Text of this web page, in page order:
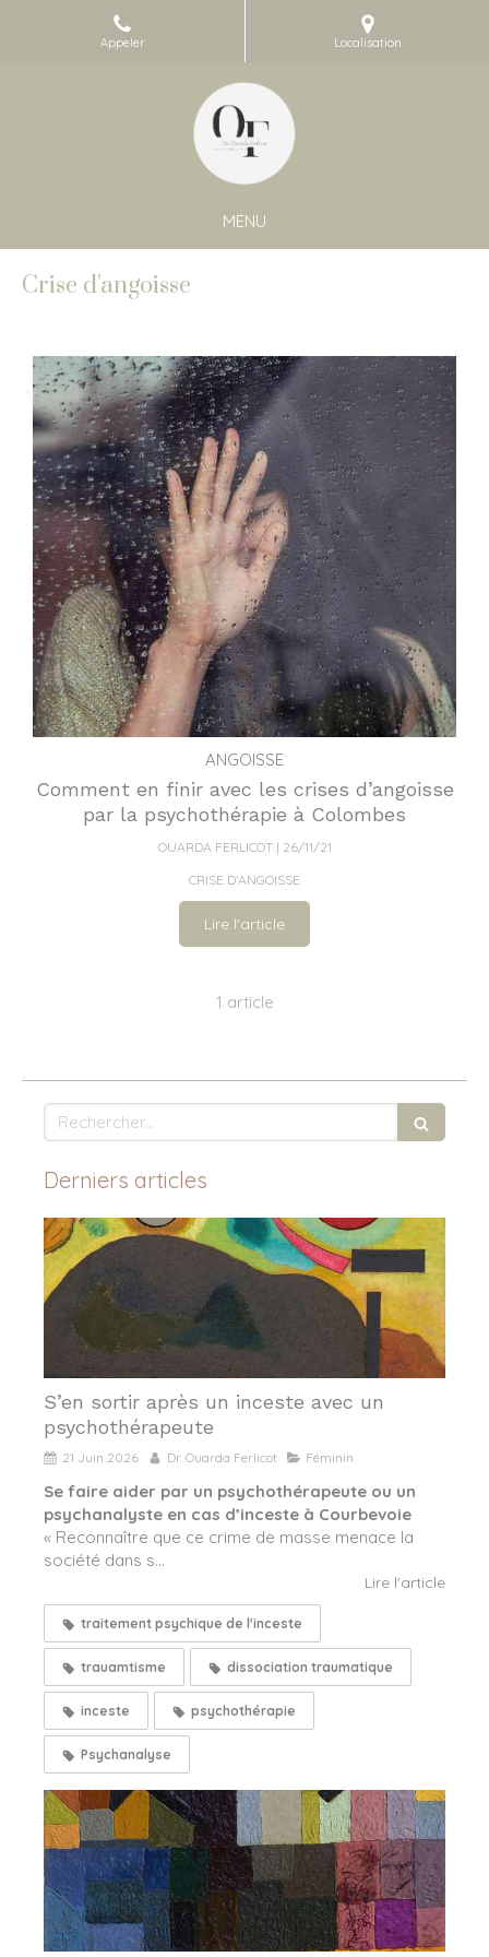
Appeler Localisation
MENU
Crise d'angoisse
ANGOISSE
Comment en finir avec les crises d’angoisse
par la psychothérapie à Colombes
OUARDA FERLICOT
26/11/21
CRISE D'ANGOISSE
Lire l'article
1 article
Rechercher
Derniers articles
S’en sortir après un inceste avec un
psychothérapeute
21 Juin 2026 Dr. Ouarda Ferlicot Féminin
Se faire aider par un psychothérapeute ou un
psychanalyste en cas d’inceste à Courbevoie
« Reconnaître que ce crime de masse menace la
société dans s...
Lire l'article
traitement psychique de l'inceste
trauamtisme dissociation traumatique
inceste psychothérapie
Psychanalyse